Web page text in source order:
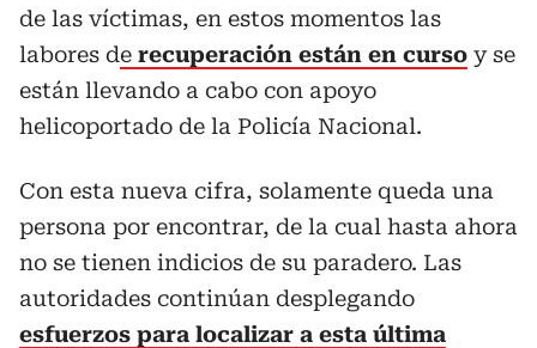
de las víctimas, en estos momentos las
labores de recuperación están en curso y se
están llevando a cabo con apoyo
helicoportado de la Policía Nacional.
Con esta nueva cifra, solamente queda una
persona por encontrar, de la cual hasta ahora
no se tienen indicios de su paradero. Las
autoridades continúan desplegando
esfuerzos para localizar a esta última